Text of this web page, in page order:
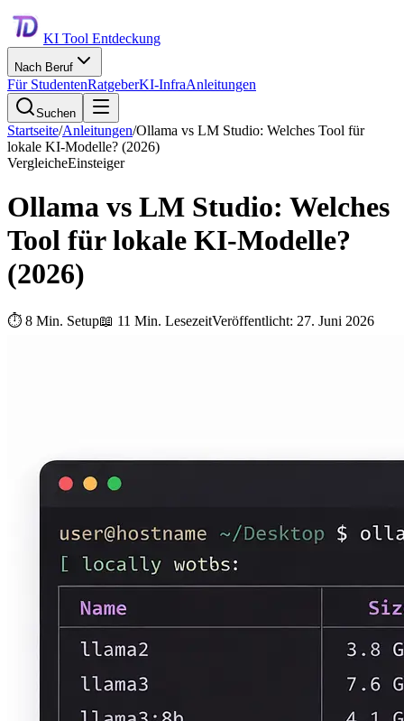
KI Tool Entdeckung
Nach Beruf
Für StudentenRatgeberKI-InfraAnleitungen
Suchen
Startseite/Anleitungen/Ollama vs LM Studio: Welches Tool für
lokale KI-Modelle? (2026)
VergleicheEinsteiger
Ollama vs LM Studio: Welches
Tool für lokale KI-Modelle?
(2026)
⏱ 8 Min. Setup📖 11 Min. LesezeitVeröffentlicht: 27. Juni 2026